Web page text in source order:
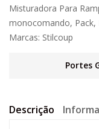
Misturadora Para
monocomando, Pack,
Marcas: Stilcoup
Portes
Descrição